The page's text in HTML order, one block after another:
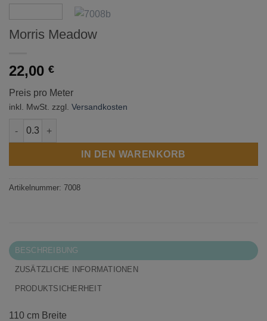
Morris Meadow
22,00 €
Preis pro Meter
inkl. MwSt. zzgl. Versandkosten
Morris Meadow Menge
IN DEN WARENKORB
Artikelnummer: 7008
BESCHREIBUNG
ZUSÄTZLICHE INFORMATIONEN
PRODUKTSICHERHEIT
110 cm Breite